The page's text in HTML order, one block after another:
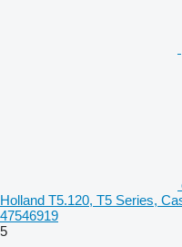
Holland T5.120, T5 Series,
47546919
5